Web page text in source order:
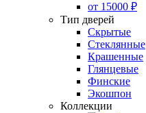
от 15000 ₽
Тип дверей
Скрытые
Стеклянные
Крашенные
Глянцевые
Финские
Экошпон
Коллекции